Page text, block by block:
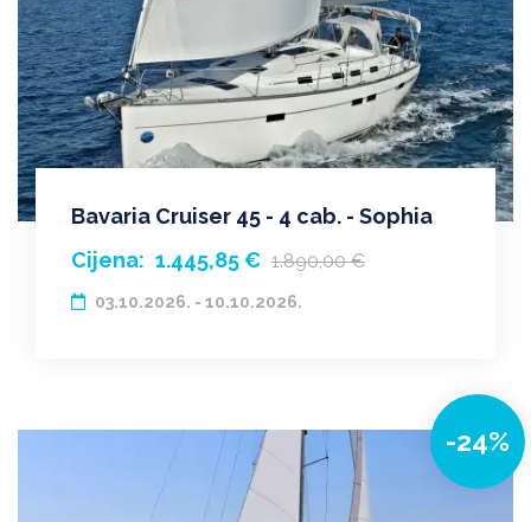
Bavaria Cruiser 45 - 4 cab. - Sophia
Cijena: 1.445,85 € 1.890,00 €
03.10.2026. - 10.10.2026.
-24%